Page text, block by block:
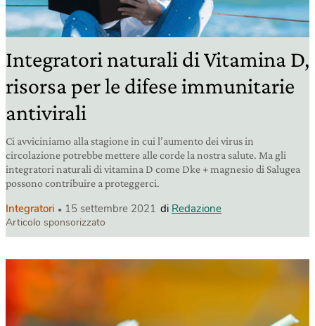
Integratori naturali di Vitamina D,
risorsa per le difese immunitarie
antivirali
Ci avviciniamo alla stagione in cui l’aumento dei virus in
circolazione potrebbe mettere alle corde la nostra salute. Ma gli
integratori naturali di vitamina D come Dke + magnesio di Salugea
possono contribuire a proteggerci.
Integratori 15 settembre 2021 di Redazione
Articolo sponsorizzato